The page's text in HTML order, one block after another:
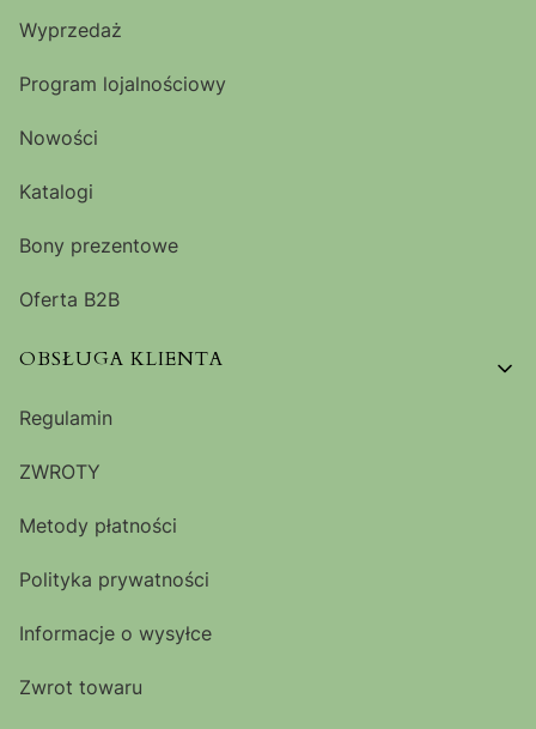
Wyprzedaż
Program lojalnościowy
Nowości
Katalogi
Bony prezentowe
Oferta B2B
OBSŁUGA KLIENTA
Regulamin
ZWROTY
Metody płatności
Polityka prywatności
Informacje o wysyłce
Zwrot towaru